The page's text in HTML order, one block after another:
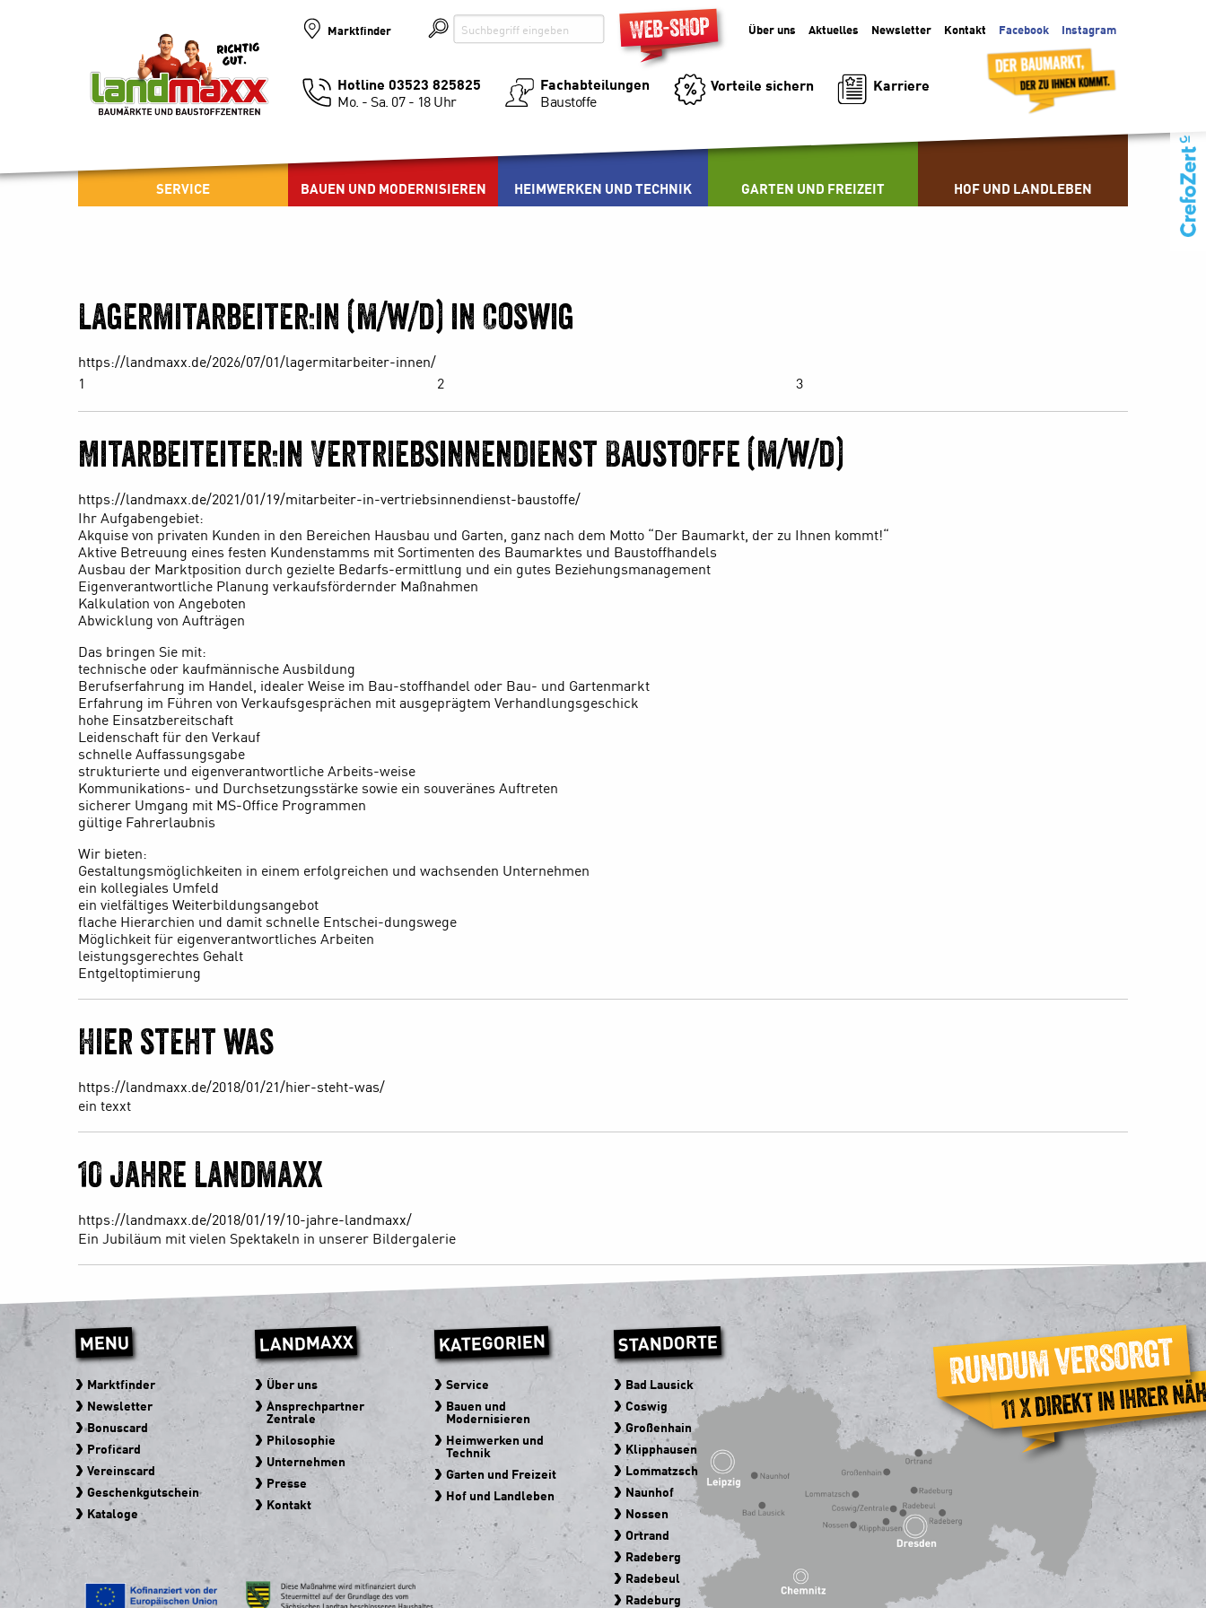
Marktfinder Über uns Aktuelles Newsletter Kontakt Facebook Instagram
Hotline 03523 825825
Mo. - Sa. 07 - 18 Uhr
Fachabteilungen
Baustoffe
Vorteile sichern Karriere
SERVICE BAUEN UND MODERNISIEREN HEIMWERKEN UND TECHNIK GARTEN UND FREIZEIT HOF UND LANDLEBEN
Lagermitarbeiter:in (m/w/d) in Coswig
https://landmaxx.de/2026/07/01/lagermitarbeiter-innen/
1
2 3
Mitarbeiteiter:in Vertriebsinnendienst Baustoffe (m/w/d)
https://landmaxx.de/2021/01/19/mitarbeiter-in-vertriebsinnendienst-baustoffe/
Ihr Aufgabengebiet:
Akquise von privaten Kunden in den Bereichen Hausbau und Garten, ganz nach dem Motto “Der Baumarkt, der zu Ihnen kommt!“
Aktive Betreuung eines festen Kundenstamms mit Sortimenten des Baumarktes und Baustoffhandels
Ausbau der Marktposition durch gezielte Bedarfs-ermittlung und ein gutes Beziehungsmanagement
Eigenverantwortliche Planung verkaufsfördernder Maßnahmen
Kalkulation von Angeboten
Abwicklung von Aufträgen
Das bringen Sie mit:
technische oder kaufmännische Ausbildung
Berufserfahrung im Handel, idealer Weise im Bau-stoffhandel oder Bau- und Gartenmarkt
Erfahrung im Führen von Verkaufsgesprächen mit ausgeprägtem Verhandlungsgeschick
hohe Einsatzbereitschaft
Leidenschaft für den Verkauf
schnelle Auffassungsgabe
strukturierte und eigenverantwortliche Arbeits-weise
Kommunikations- und Durchsetzungsstärke sowie ein souveränes Auftreten
sicherer Umgang mit MS-Office Programmen
gültige Fahrerlaubnis
Wir bieten:
Gestaltungsmöglichkeiten in einem erfolgreichen und wachsenden Unternehmen
ein kollegiales Umfeld
ein vielfältiges Weiterbildungsangebot
flache Hierarchien und damit schnelle Entschei-dungswege
Möglichkeit für eigenverantwortliches Arbeiten
leistungsgerechtes Gehalt
Entgeltoptimierung
Hier steht was
https://landmaxx.de/2018/01/21/hier-steht-was/
ein texxt
10 Jahre Landmaxx
https://landmaxx.de/2018/01/19/10-jahre-landmaxx/
Ein Jubiläum mit vielen Spektakeln in unserer Bildergalerie
MENU
Marktfinder
Newsletter
Bonuscard
Proficard
Vereinscard
Geschenkgutschein
Kataloge
LANDMAXX
Über uns
Ansprechpartner
Zentrale
Philosophie
Unternehmen
Presse
Kontakt
KATEGORIEN
Service
Bauen und
Modernisieren
Heimwerken und
Technik
Garten und Freizeit
Hof und Landleben
STANDORTE
Bad Lausick
Coswig
Großenhain
Klipphausen
Lommatzsch
Naunhof
Nossen
Ortrand
Radeberg
Radebeul
Radeburg